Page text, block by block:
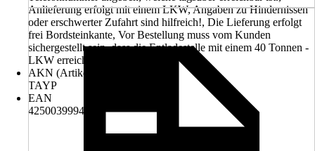
Anlieferung erfolgt mit einem LKW, Angaben zu Hindernissen
oder erschwerter Zufahrt sind hilfreich!, Die Lieferung erfolgt
frei Bordsteinkante, Vor Bestellung muss vom Kunden
sichergestellt sein, dass die Entladestelle mit einem 40 Tonnen -
LKW erreichbar ist.
AKN (Artikelkurznummer)
TAYP
EAN
4250039994795